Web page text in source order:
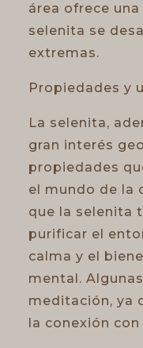
área ofrece
selenita se
extremas.
Propiedades y
La selenita,
gran interés
propiedades
el mundo de la
que la selenita
purificar el
calma y el
mental.
meditación, ya
la conexión